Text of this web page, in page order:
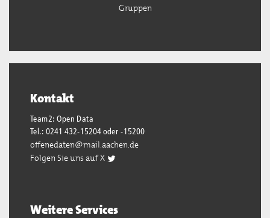
Gruppen
Kontakt
Team2: Open Data
Tel.: 0241 432-15204 oder -15200
offenedaten@mail.aachen.de
Folgen Sie uns auf X
Weitere Services